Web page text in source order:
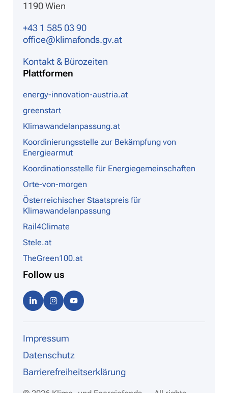
1190 Wien
+43 1 585 03 90
office@klimafonds.gv.at
Kontakt & Bürozeiten
Plattformen
energy-innovation-austria.at
greenstart
Klimawandelanpassung.at
Koordinierungsstelle zur Bekämpfung von
Energiearmut
Koordinationsstelle für Energiegemeinschaften
Orte-von-morgen
Österreichischer Staatspreis für
Klimawandelanpassung
Rail4Climate
Stele.at
TheGreen100.at
Follow us
Linke
dIn
Instag
ram be
Impressum
Datenschutz
Barrierefreiheitserklärung